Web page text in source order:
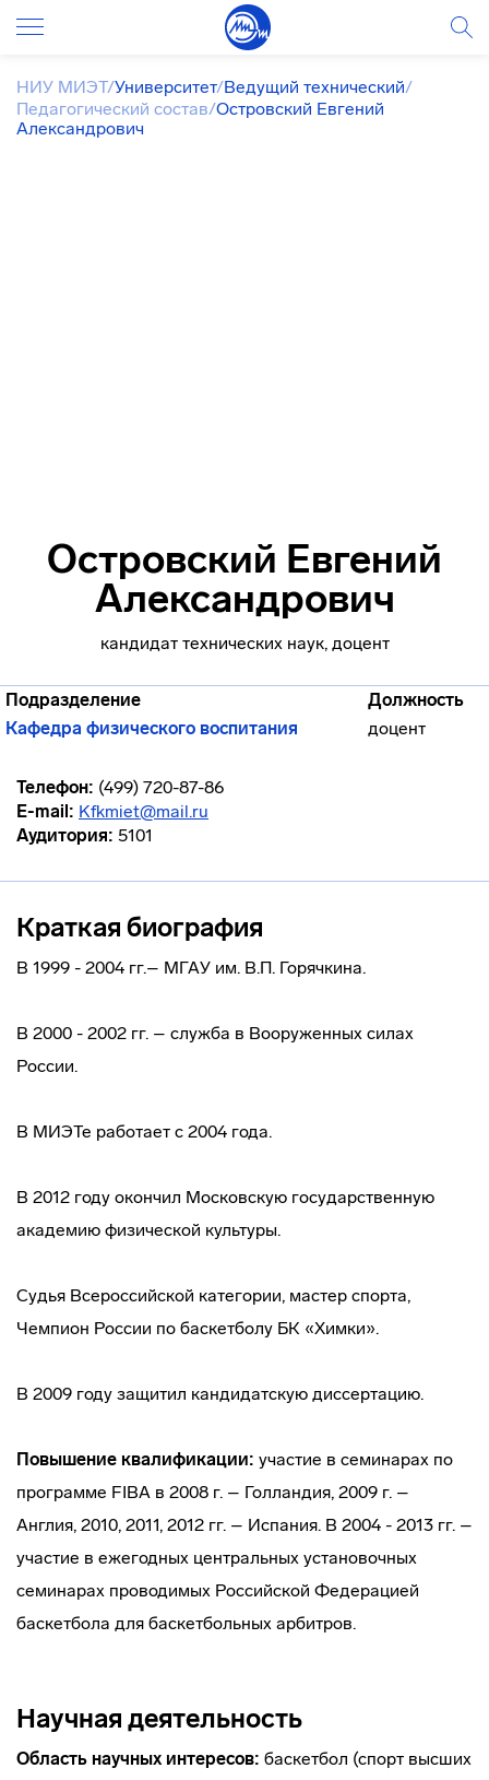
НИУ МИЭТ/Университет/Ведущий технический/
Педагогический состав/Островский Евгений
Александрович
Островский Евгений
Александрович
кандидат технических наук, доцент
Подразделение
Должность
Кафедра физического воспитания
доцент
Телефон: (499) 720-87-86
E-mail: Kfkmiet@mail.ru
Аудитория: 5101
Краткая биография
В 1999 - 2004 гг.– МГАУ им. В.П. Горячкина.
В 2000 - 2002 гг. – служба в Вооруженных силах
России.
В МИЭТе работает с 2004 года.
В 2012 году окончил Московскую государственную
академию физической культуры.
Судья Всероссийской категории, мастер спорта,
Чемпион России по баскетболу БК «Химки».
В 2009 году защитил кандидатскую диссертацию.
Повышение квалификации: участие в семинарах по
программе FIBA в 2008 г. – Голландия, 2009 г. –
Англия, 2010, 2011, 2012 гг. – Испания. В 2004 - 2013 гг. –
участие в ежегодных центральных установочных
семинарах проводимых Российской Федерацией
баскетбола для баскетбольных арбитров.
Научная деятельность
Область научных интересов: баскетбол (спорт высших